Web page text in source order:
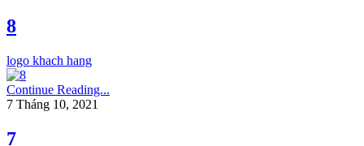
8
logo khach hang
Continue Reading...
7 Tháng 10, 2021
7